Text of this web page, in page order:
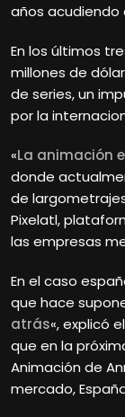
años acudiendo
En los últimos
millones de
de series, un
por la
«La animación
donde
de
Pixelatl,
las empresas
En el caso
que hace
atrás«, explicó
que en la
Animación de
mercado,